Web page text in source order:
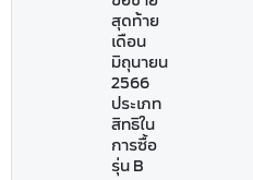
สุดท้าย
เดือน
มิถุนายน
2566
ประเภท
สิทธิใน
การซื้อ
รุ่น B